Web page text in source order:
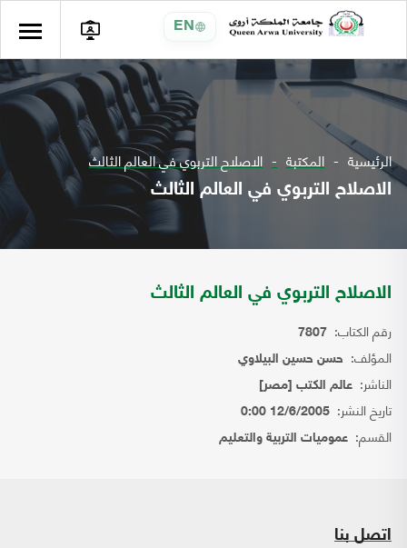
EN
الرئيسية المكتبة الاصلاح التربوي في العالم الثالث
الاصلاح التربوي في العالم الثالث
الاصلاح التربوي في العالم الثالث
رقم الكتاب: 7807
المؤلف: حسن حسين البيلاوي
الناشر: عالم الكتب [مصر]
تاريخ النشر: 12/6/2005 0:00
القسم: عموميات التربية والتعليم
اتصل بنا